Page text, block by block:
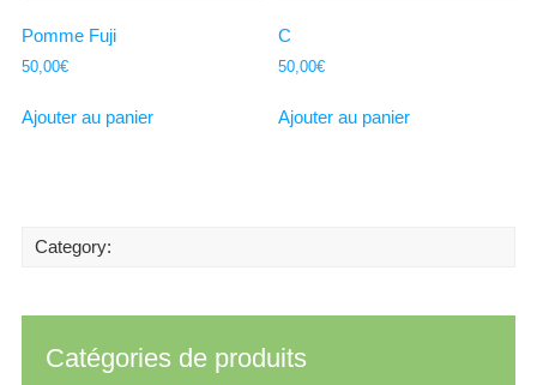
Pomme Fuji
50,00€
Ajouter au panier
C
50,00€
Ajouter au panier
Category:
Catégories de produits